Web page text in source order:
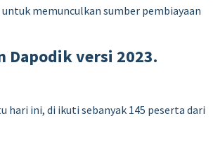
memunculkan sumber pembiayaan
Dapodik versi 2023.
hari ini, di ikuti sebanyak 145 peserta dari